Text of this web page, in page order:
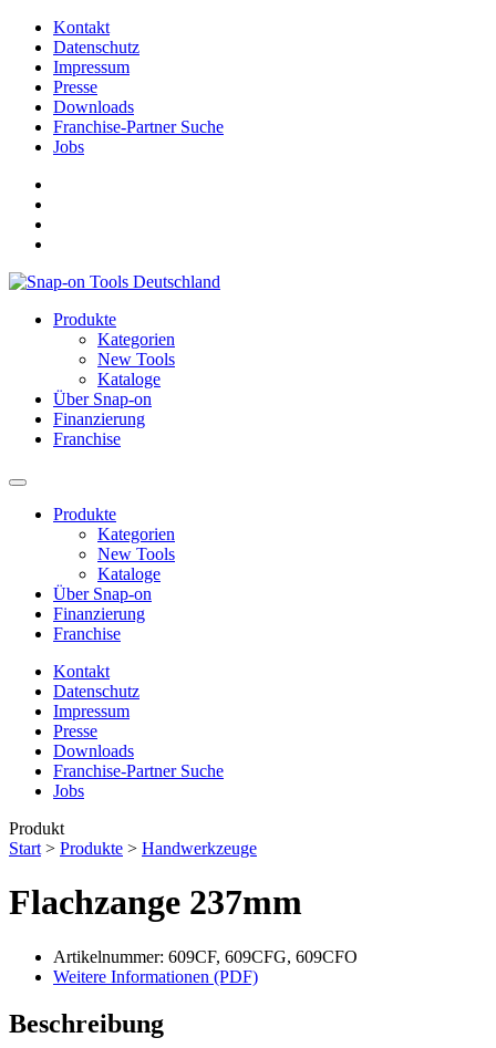
Kontakt
Datenschutz
Impressum
Presse
Downloads
Franchise-Partner Suche
Jobs
Produkte
Kategorien
New Tools
Kataloge
Über Snap-on
Finanzierung
Franchise
Produkte
Kategorien
New Tools
Kataloge
Über Snap-on
Finanzierung
Franchise
Kontakt
Datenschutz
Impressum
Presse
Downloads
Franchise-Partner Suche
Jobs
Produkt
Start > Produkte > Handwerkzeuge
Flachzange 237mm
Artikelnummer: 609CF, 609CFG, 609CFO
Weitere Informationen (PDF)
Beschreibung